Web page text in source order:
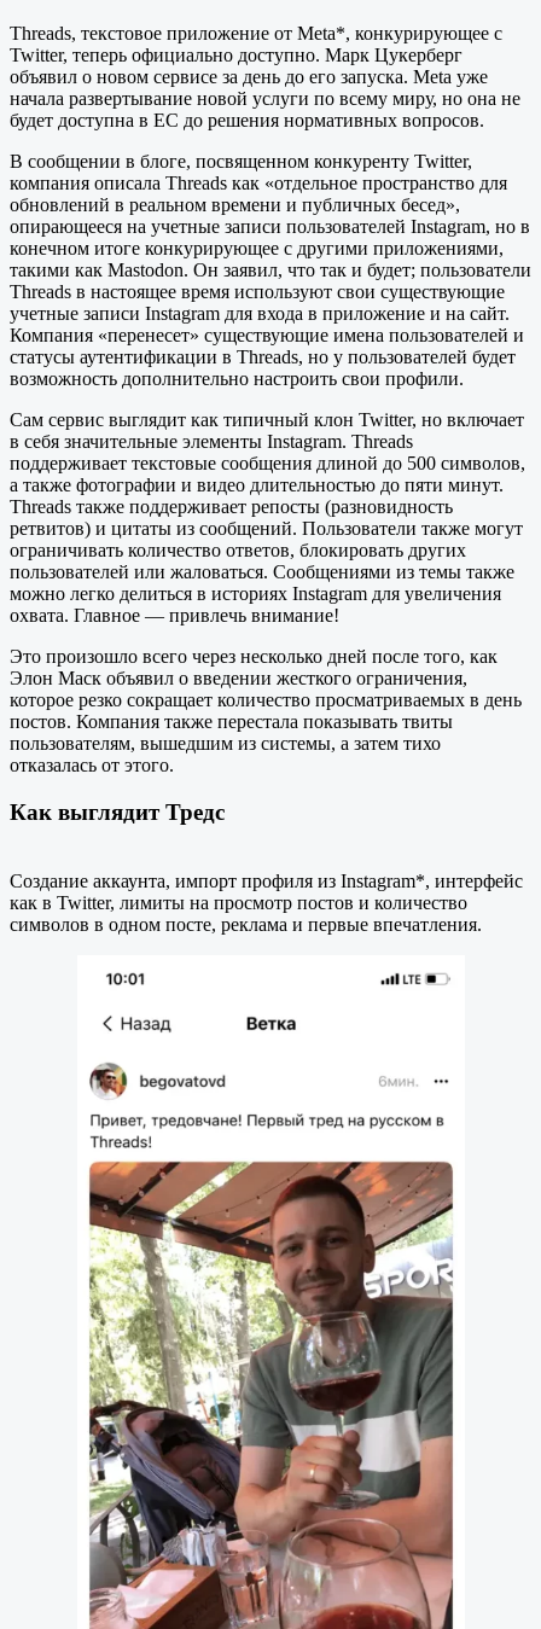
Threads, текстовое приложение от Meta*, конкурирующее с
Twitter, теперь официально доступно. Марк Цукерберг
объявил о новом сервисе за день до его запуска. Meta уже
начала развертывание новой услуги по всему миру, но она не
будет доступна в ЕС до решения нормативных вопросов.
В сообщении в блоге, посвященном конкуренту Twitter,
компания описала Threads как «отдельное пространство для
обновлений в реальном времени и публичных бесед»,
опирающееся на учетные записи пользователей Instagram, но в
конечном итоге конкурирующее с другими приложениями,
такими как Mastodon. Он заявил, что так и будет; пользователи
Threads в настоящее время используют свои существующие
учетные записи Instagram для входа в приложение и на сайт.
Компания «перенесет» существующие имена пользователей и
статусы аутентификации в Threads, но у пользователей будет
возможность дополнительно настроить свои профили.
Сам сервис выглядит как типичный клон Twitter, но включает
в себя значительные элементы Instagram. Threads
поддерживает текстовые сообщения длиной до 500 символов,
а также фотографии и видео длительностью до пяти минут.
Threads также поддерживает репосты (разновидность
ретвитов) и цитаты из сообщений. Пользователи также могут
ограничивать количество ответов, блокировать других
пользователей или жаловаться. Сообщениями из темы также
можно легко делиться в историях Instagram для увеличения
охвата. Главное — привлечь внимание!
Это произошло всего через несколько дней после того, как
Элон Маск объявил о введении жесткого ограничения,
которое резко сокращает количество просматриваемых в день
постов. Компания также перестала показывать твиты
пользователям, вышедшим из системы, а затем тихо
отказалась от этого.
Как выглядит Тредс
Создание аккаунта, импорт профиля из Instagram*, интерфейс
как в Twitter, лимиты на просмотр постов и количество
символов в одном посте, реклама и первые впечатления.